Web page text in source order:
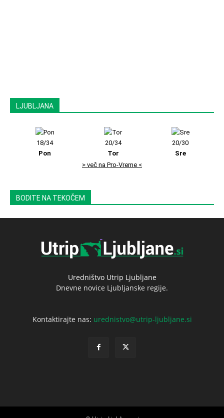
LJUBLJANA
18/34
Pon
20/34
Tor
20/30
Sre
> več na Pro-Vreme <
BODITE NA TEKOČEM
Uredništvo Utrip Ljubljane
Dnevne novice Ljubljanske regije.
Kontaktirajte nas: urednistvo@utrip-ljubljane.si